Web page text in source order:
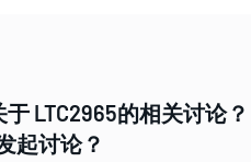
LTC2965的相关讨论？
起讨论？